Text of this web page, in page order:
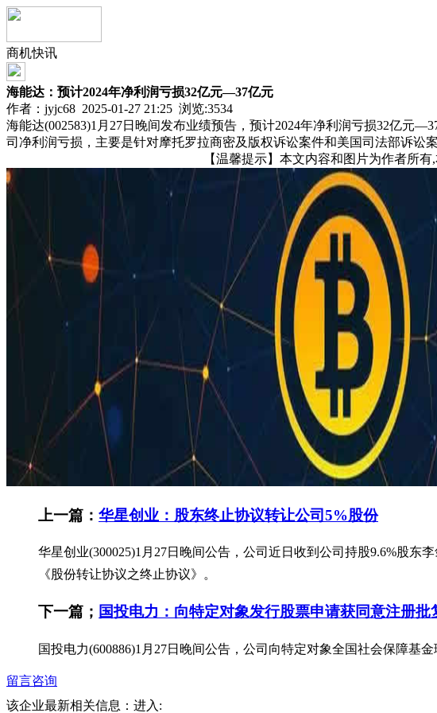
商机快讯
海能达：预计2024年净利润亏损32亿元—37亿元
作者：jyjc68 2025-01-27 21:25 浏览:3534
海能达(002583)1月27日晚间发布业绩预告，预计2024年净利润亏损32亿
司净利润亏损，主要是针对摩托罗拉商密及版权诉讼案件和美国司法部诉讼
【温馨提示】本文内容和图片为作者所
上一篇： 华星创业：股东终止协议转让公司5%股份
华星创业(300025)1月27日晚间公告，公司近日收到公司持股9.6%股
《股份转让协议之终止协议》。
下一篇； 国投电力：向特定对象发行股票申请获同意注册批
国投电力(600886)1月27日晚间公告，公司向特定对象全国社会保障基
留言咨询
该企业最新相关信息： 进入: